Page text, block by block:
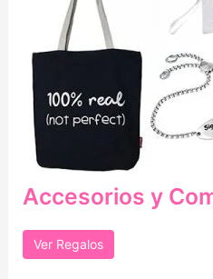
Accesorios y
Ver Regalos